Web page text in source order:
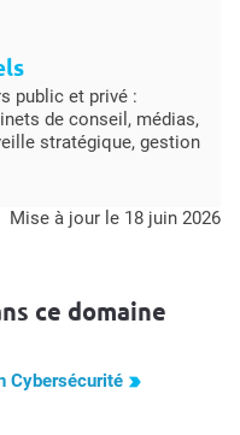
public et privé :
de conseil, médias,
stratégique, gestion
mise à jour le 18 juin 2026
ce domaine
Cybersécurité